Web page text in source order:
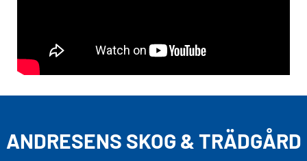
ANDRESENS SKOG & TRÄDGÅRD